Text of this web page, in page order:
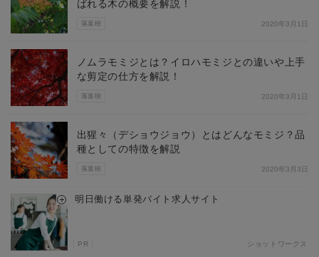
落葉樹
ばれる木の概要を解説！
2020年3月1日
落葉樹
ノムラモミジとは？イロハモミジとの違いや上手
な剪定の仕方を解説！
2020年3月1日
落葉樹
出猩々（デショウジョウ）とはどんなモミジ？品
種としての特徴を解説
2020年3月3日
明日働ける単発バイト求人サイト
PR ショットワークス